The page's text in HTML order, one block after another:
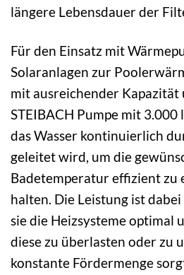
längere Lebensdauer der
Für den Einsatz mit
Solaranlagen zur
mit ausreichender Kapazität
STEIBACH Pumpe mit 3.000
das Wasser kontinuierlich
geleitet wird, um die
Badetemperatur effizient zu
halten. Die Leistung ist
sie die Heizsysteme optimal
diese zu überlasten oder zu
konstante Fördermenge